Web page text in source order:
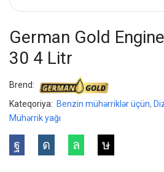
German Gold
30 4 Litr
Brend:
Kateqoriya: Benzin mühərriklər üçün,
Mühərrik yağı